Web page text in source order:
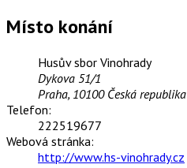
Místo konání
Husův sbor Vinohrady
Dykova 51/1
Praha, 10100 Česká republika
Telefon:
222519677
Webová stránka:
http://www.hs-vinohrady.cz